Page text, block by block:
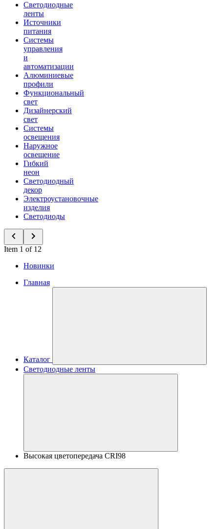
Светодиодные
ленты
Источники
питания
Системы
управления
и
автоматизации
Алюминиевые
профили
Функциональный
свет
Дизайнерский
свет
Системы
освещения
Наружное
освещение
Гибкий
неон
Светодиодный
декор
Электроустановочные
изделия
Светодиоды
Item 1 of 12
Новинки
Главная
Каталог
Светодиодные ленты
Высокая цветопередача CRI98